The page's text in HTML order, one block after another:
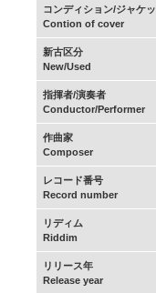
コンディション/ジャケッ
Contion of cover
新古区分
New/Used
指揮者/演奏者
Conductor/Performer
作曲家
Composer
レコード番号
Record number
リディム
Riddim
リリース年
Release year